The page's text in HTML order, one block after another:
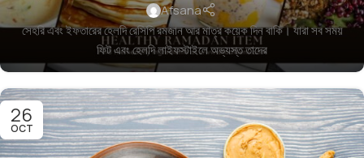
Afsana
সেহরি এবং ইফতারের হেলদি রেসিপি রমজান আর মাত্র কয়েক দিন বাকি। যারা সব সময়
ফিট এবং হেলদি লাইফস্টাইলে অভ্যস্ত তাদের
26
OCT